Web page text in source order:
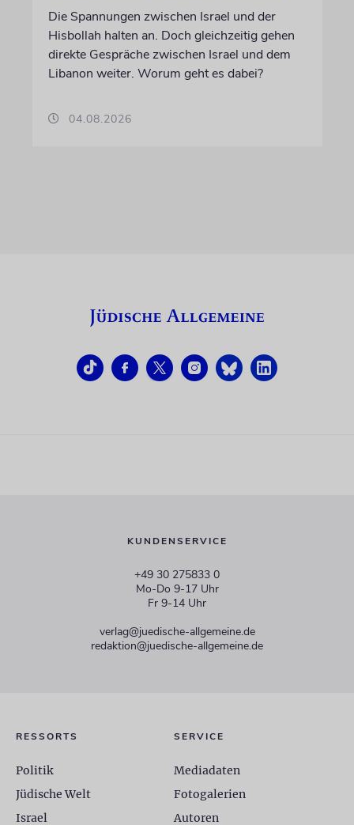
Die Spannungen zwischen Israel und der
Hisbollah halten an. Doch gleichzeitig gehen
direkte Gespräche zwischen Israel und dem
Libanon weiter. Worum geht es dabei?
04.08.2026
KUNDENSERVICE
+49 30 275833 0
Mo-Do 9-17 Uhr
Fr 9-14 Uhr
verlag@juedische-allgemeine.de
redaktion@juedische-allgemeine.de
RESSORTS
Politik
Jüdische Welt
Israel
SERVICE
Mediadaten
Fotogalerien
Autoren